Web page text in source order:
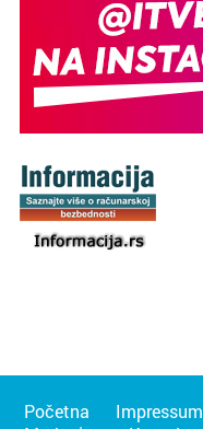
Početna Impressum